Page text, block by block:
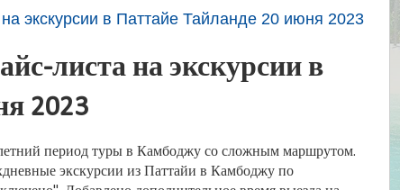
экскурсии в Паттайе Тайланде 20 июня 2023
листа на экскурсии в
2023
период туры в Камбоджу со сложным маршрутом.
экскурсии из Паттайи в Камбоджу по